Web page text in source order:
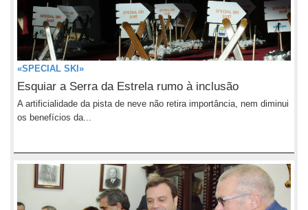
«SPECIAL SKI»
Esquiar a Serra da Estrela rumo à inclusão
A artificialidade da pista de neve não retira importância, nem diminui
os benefícios da...